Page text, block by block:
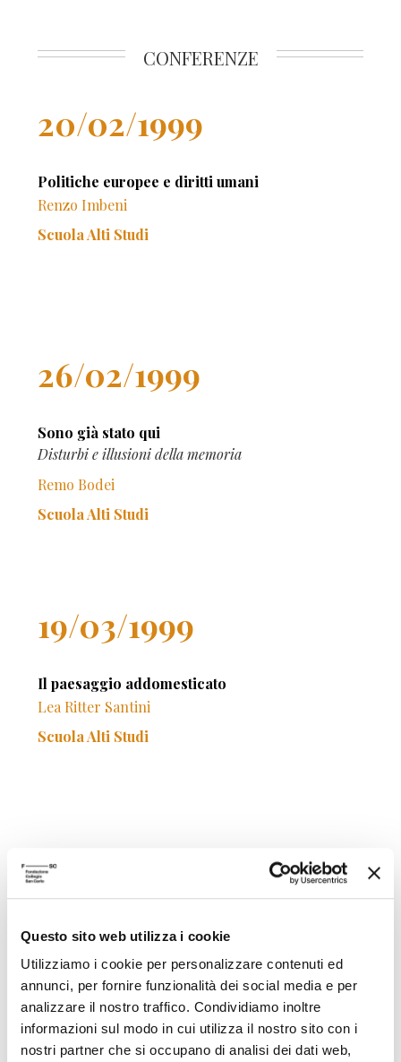
Questo sito web utilizza i cookie
Utilizziamo i cookie per personalizzare contenuti ed
annunci, per fornire funzionalità dei social media e per
analizzare il nostro traffico. Condividiamo inoltre
informazioni sul modo in cui utilizza il nostro sito con i
nostri partner che si occupano di analisi dei dati web,
CONFERENZE
20/02/1999
Politiche europee e diritti umani
Renzo Imbeni
Scuola Alti Studi
26/02/1999
Sono già stato qui
Disturbi e illusioni della memoria
Remo Bodei
Scuola Alti Studi
19/03/1999
Il paesaggio addomesticato
Lea Ritter Santini
Scuola Alti Studi
26/03/1999
Sull'individualismo
Wolfgang Schluchter
Scuola Alti Studi